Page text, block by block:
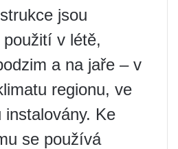
jsou
v létě,
a na jaře – v
regionu, ve
instalovány. Ke
se používá